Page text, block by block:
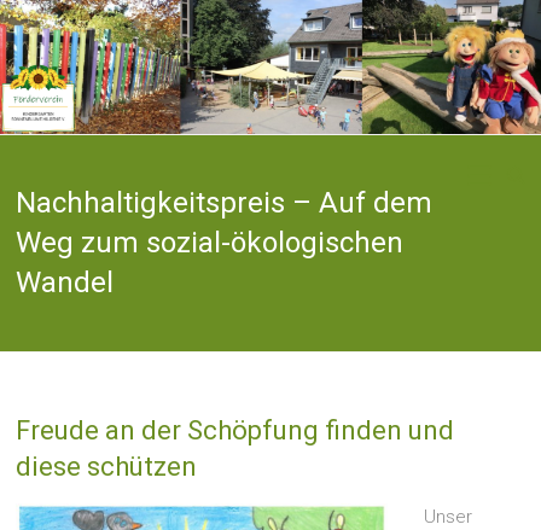
Zum
Inhalt
springen
Kindergarten
Sonnenblume
die Caritas
Kindertagesstätte
"Sonnenblume"
vielseitig in
Aktivitäten und
Nachhaltigkeitspreis – Auf dem
Weg zum sozial-ökologischen
Wandel
Freude an der Schöpfung finden und
diese schützen
Unser